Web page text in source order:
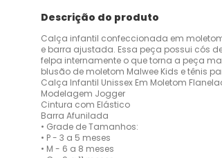
Descrição do produto
Calça infantil confeccionada em
e barra ajustada. Essa peça possui cós
felpa internamente o que torna a peça
blusão de moletom Malwee Kids e tênis
Calça Infantil Unissex Em Moletom
Modelagem Jogger
Cintura com Elástico
Barra Afunilada
• Grade de Tamanhos:
• P - 3 a 5 meses
• M - 6 a 8 meses